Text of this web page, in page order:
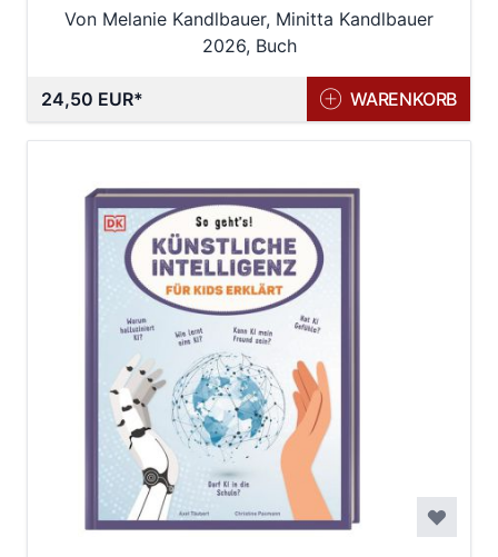
Von Melanie Kandlbauer, Minitta Kandlbauer
2026, Buch
24,50 EUR WARENKORB